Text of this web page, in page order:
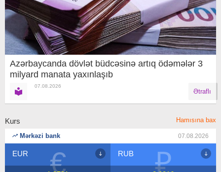
Azərbaycanda dövlət büdcəsinə artıq ödəmələr 3
milyard manata yaxınlaşıb
07.08.2026
Ətraflı
Kurs Hamısına bax
Mərkəzi bank 07.08.2026
₽
RUB $
USD